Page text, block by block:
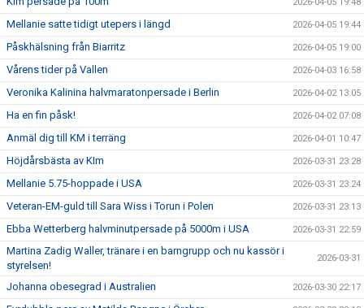
Mellanie satte tidigt utepers i längd 2026-04-05 19:44
Påskhälsning från Biarritz 2026-04-05 19:00
Vårens tider på Vallen 2026-04-03 16:58
Veronika Kalinina halvmaratonpersade i Berlin 2026-04-02 13:05
Ha en fin påsk! 2026-04-02 07:08
Anmäl dig till KM i terräng 2026-04-01 10:47
Höjdårsbästa av KIm 2026-03-31 23:28
Mellanie 5.75-hoppade i USA 2026-03-31 23:24
Veteran-EM-guld till Sara Wiss i Torun i Polen 2026-03-31 23:13
Ebba Wetterberg halvminutpersade på 5000m i USA 2026-03-31 22:59
Martina Zadig Waller, tränare i en barngrupp och nu kassör i
styrelsen!
2026-03-31
Johanna obesegrad i Australien 2026-03-30 22:17